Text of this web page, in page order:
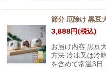
節分 厄除け 黒豆
3,888円(税込)
お届け内容 黒豆
方法 冷凍又は冷
を含めて常温3